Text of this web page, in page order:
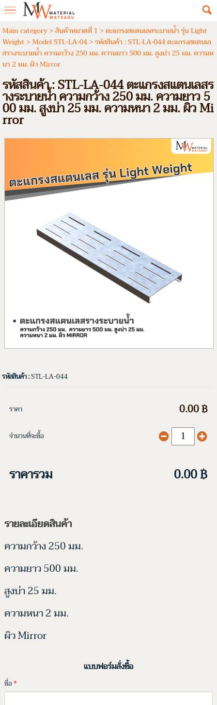
Main category>สินค้าหมวดที่ 1 >ตะแกรงสแตนเลสระบายน้ำ รุ่น Light
Weight>Model STL-LA-04> รหัสสินค้า : STL-LA-044 ตะแกรงสแตนเล
สรางระบายน้ำ ความกว้าง 250 มม. ความยาว 500 มม. สูงบ่า 25 มม. ความห
นา 2 มม. ผิว Mirror
รหัสสินค้า : STL-LA-044 ตะแกรงสแตนเลสร
างระบายน้ำ ความกว้าง 250 มม. ความยาว 5
00 มม. สูงบ่า 25 มม. ความหนา 2 มม. ผิว Mi
rror
รหัสสินค้า :STL-LA-044
ราคา 0.00 ฿
จำนวนที่จะซื้อ
ราคารวม 0.00 ฿
รายละเอียดสินค้า
ความกว้าง 250 มม.
ความยาว 500 มม.
สูงบ่า 25 มม.
ความหนา 2 มม.
ผิว Mirror
แบบฟอร์มสั่งซื้อ
ชื่อ *